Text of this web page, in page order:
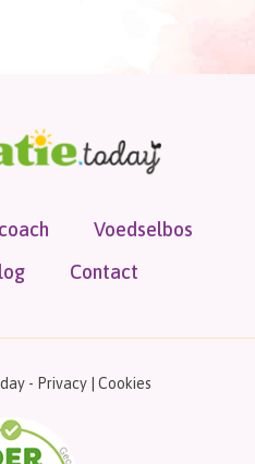
Voedselbos
Contact
- Privacy| Cookies